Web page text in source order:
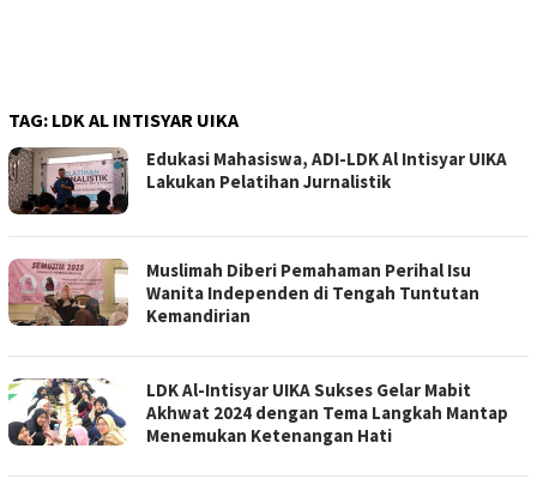
TAG: LDK AL INTISYAR UIKA
Edukasi Mahasiswa, ADI-LDK Al Intisyar UIKA
Lakukan Pelatihan Jurnalistik
Muslimah Diberi Pemahaman Perihal Isu
Wanita Independen di Tengah Tuntutan
Kemandirian
LDK Al-Intisyar UIKA Sukses Gelar Mabit
Akhwat 2024 dengan Tema Langkah Mantap
Menemukan Ketenangan Hati